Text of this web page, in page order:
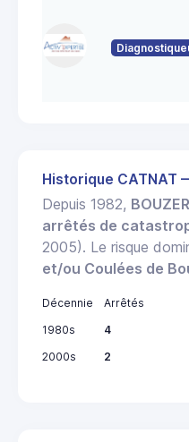
Historique CATNAT
Depuis 1982,
arrêtés de
2005). Le risque
et/ou Coulées de
Décennie
Arrêtés
1980s
4
2000s
2